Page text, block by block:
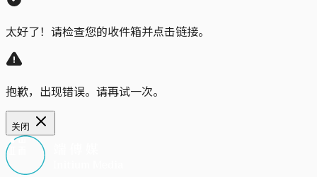
太好了！请检查您的收件箱并点击链接。
抱歉，出现错误。请再试一次。
关闭